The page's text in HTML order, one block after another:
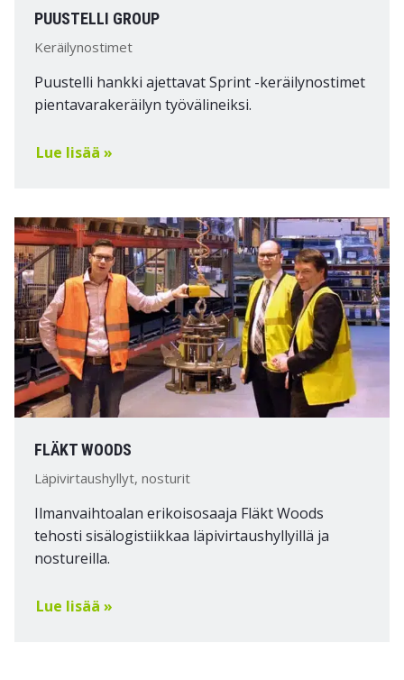
PUUSTELLI GROUP
Keräilynostimet
Puustelli hankki ajettavat Sprint -keräilynostimet
pientavarakeräilyn työvälineiksi.
Lue lisää »
FLÄKT WOODS
Läpivirtaushyllyt, nosturit
Ilmanvaihtoalan erikoisosaaja Fläkt Woods
tehosti sisälogistiikkaa läpivirtaushyllyillä ja
nostureilla.
Lue lisää »